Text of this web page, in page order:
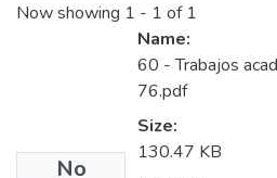
Now showing 1 - 1 of 1
No
Name:
60 - Trabajos
76.pdf
Size:
130.47 KB